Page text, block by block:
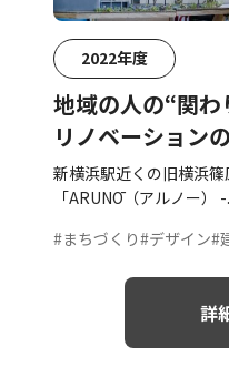
2022年度
地域の人の“関
リノベーション
「ARUNŌ」
新横浜駅近くの旧横浜
「ARUNŌ（アルノー） -
#まちづくり#デザイン#
詳